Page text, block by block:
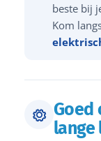
beste bij
Kom
Goed
lange